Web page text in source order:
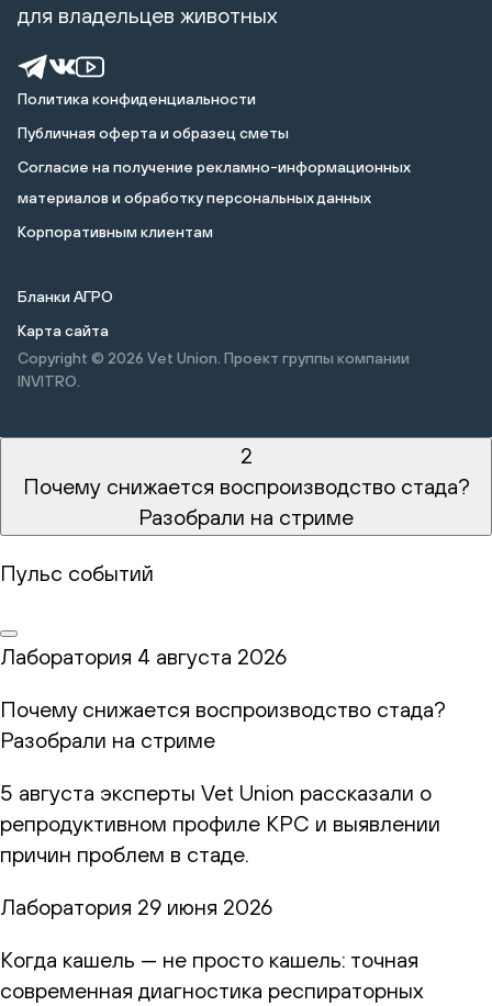
Политика конфиденциальности
Публичная оферта и образец сметы
Cогласие на получение рекламно-информационных
материалов и обработку персональных данных
Корпоративным клиентам
Бланки АГРО
Карта сайта
Copyright © 2026 Vet Union. Проект группы компании
INVITRO.
для владельцев животных
2
Почему снижается воспроизводство стада?
Разобрали на стриме
Пульс событий
Лаборатория 4 августа 2026
Почему снижается воспроизводство стада?
Разобрали на стриме
5 августа эксперты Vet Union рассказали о
репродуктивном профиле КРС и выявлении
причин проблем в стаде.
Лаборатория 29 июня 2026
Когда кашель — не просто кашель: точная
современная диагностика респираторных